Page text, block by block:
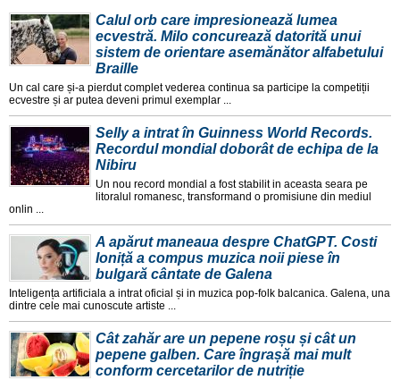
Calul orb care impresionează lumea
ecvestră. Milo concurează datorită unui
sistem de orientare asemănător alfabetului
Braille
Un cal care și-a pierdut complet vederea continua sa participe la competiții
ecvestre și ar putea deveni primul exemplar ...
Selly a intrat în Guinness World Records.
Recordul mondial doborât de echipa de la
Nibiru
Un nou record mondial a fost stabilit in aceasta seara pe
litoralul romanesc, transformand o promisiune din mediul
onlin ...
A apărut maneaua despre ChatGPT. Costi
Ioniță a compus muzica noii piese în
bulgară cântate de Galena
Inteligența artificiala a intrat oficial și in muzica pop-folk balcanica. Galena, una
dintre cele mai cunoscute artiste ...
Cât zahăr are un pepene roșu și cât un
pepene galben. Care îngrașă mai mult
conform cercetarilor de nutriție